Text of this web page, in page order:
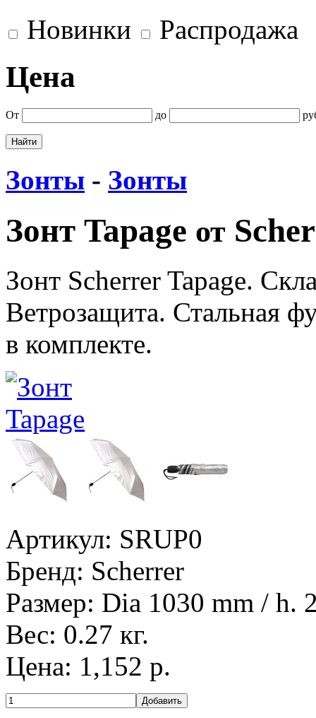
Новинки Распродажа
Цена
От до
Зонты - Зонты
Зонт Tapage от
Зонт Scherrer Tapage.
Ветрозащита. Стальная
в комплекте.
Артикул: SRUP0
Бренд: Scherrer
Размер: Dia 1030 mm / h.
Вес: 0.27 кг.
Цена: 1,152 р.